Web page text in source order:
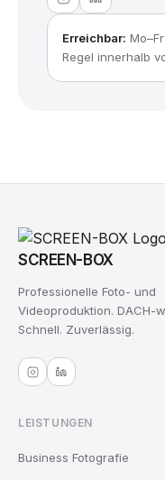
Erreichbar:
Regel innerhalb
SCREEN-BOX
Professionelle Foto- und
Videoproduktion. DACH-
Schnell. Zuverlässig.
LEISTUNGEN
Business Fotografie